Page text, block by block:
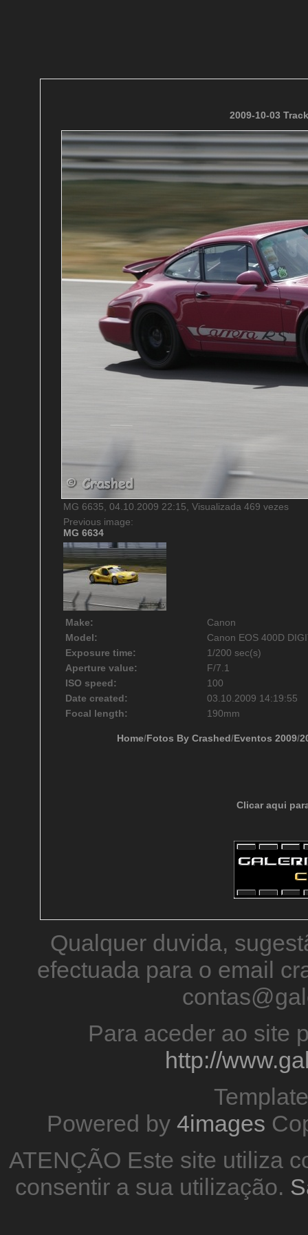
2009-10-03
MG 6635, 04.10.2009 22:15, Visualizada 469 vezes
Previous image:
MG 6634
Make:
Canon
Model:
Canon EOS 400D
Exposure time:
1/200 sec(s)
Aperture value:
F/7.1
ISO speed:
100
Date created:
03.10.2009 14:19:55
Focal length:
190mm
Home/Fotos By Crashed/Eventos 2009/
Clicar aqui
Qualquer duvida,
efectuada para o email
Para aceder ao site
http://
Powered by 4images
ATENÇÃO Este site utiliza
consentir a sua utilização.